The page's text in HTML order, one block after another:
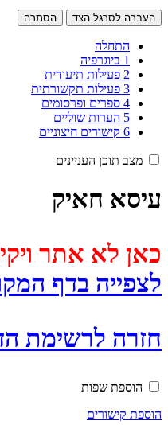
העברה לסרגל הצד הסתרה
התחלה
1 ביוגרפיה
2 פעילות תיעודית
3 פעילות תקשורתית
4 ספרים ופרסומים
5 הערות שוליים
6 קישורים חיצוניים
מצב תוכן העניינים
עיסא חאיק
כאן לא אתר ויקיפדיה. דף
לצפייה בדף
חזרה לרשימת
הוספת שפות
הוספת קישורים